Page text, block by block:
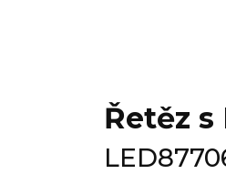
Řetěz